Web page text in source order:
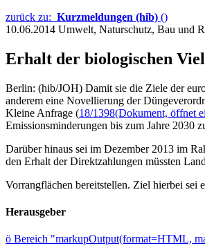
zurück zu: Kurzmeldungen (hib) ()
10.06.2014 Umwelt, Naturschutz, Bau und
Erhalt der biologischen
Berlin: (hib/JOH) Damit sie die Ziele der
anderem eine Novellierung der
Kleine Anfrage (18/1398(Dokument, öffnet
Emissionsminderungen bis zum Jahre 2030
Darüber hinaus sei im Dezember 2013 im
den Erhalt der Direktzahlungen müssten
Vorrangflächen bereitstellen. Ziel hierbei sei
Herausgeber
ö Bereich "markupOutput(format=HTML,